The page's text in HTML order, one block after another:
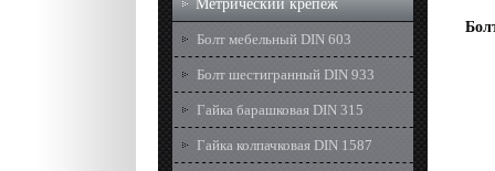
Метрический крепеж
Болт мебельный DIN 603
Болт шестигранный DIN 933
Гайка барашковая DIN 315
Гайка колпачковая DIN 1587